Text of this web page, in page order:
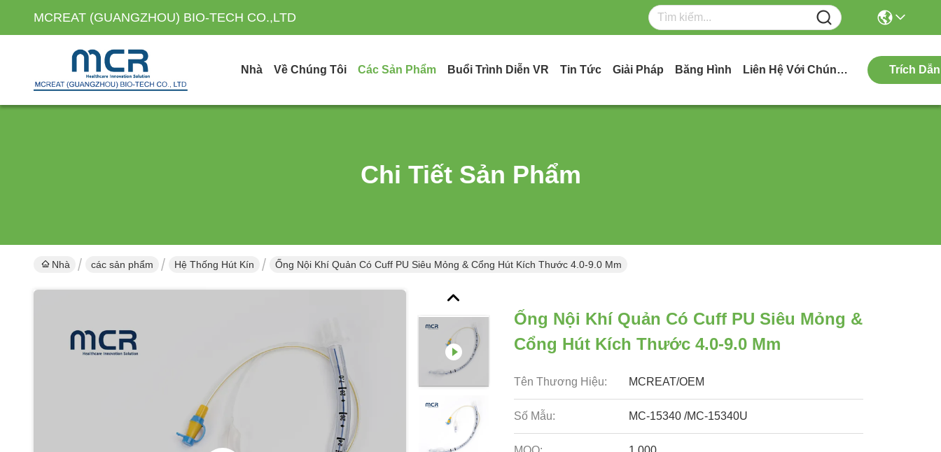
MCREAT (GUANGZHOU) BIO-TECH CO.,LTD
Nhà Về Chúng Tôi Các Sản Phẩm Buổi Trình Diễn VR Tin Tức Giải Pháp Băng Hình Liên Hệ Với Chúng Tôi Trích Dẫn
Chi Tiết Sản Phẩm
Nhà các sản phẩm Hệ Thống Hút Kín Ống Nội Khí Quản Có Cuff PU Siêu Mỏng & Cổng Hút Kích Thước 4.0-9.0 Mm
Ống Nội Khí Quản Có Cuff PU Siêu Mỏng &
Cổng Hút Kích Thước 4.0-9.0 Mm
Tên Thương Hiệu: MCREAT/OEM
Số Mẫu: MC-15340 /MC-15340U